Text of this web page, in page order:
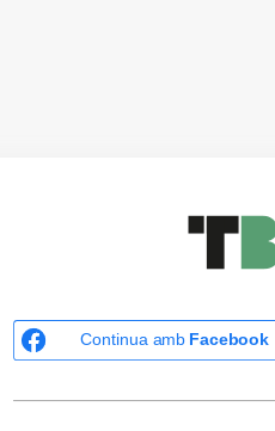
Continua amb Facebook